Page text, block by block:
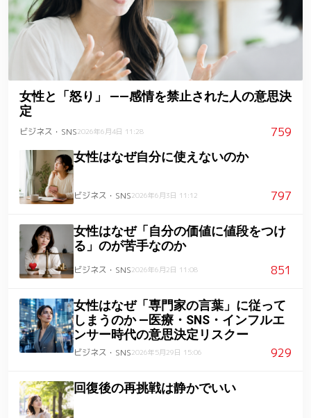
女性と「怒り」 ――感情を禁止された人の意思決
定
ビジネス・SNS2026年6月4日 11:28 759
女性はなぜ自分に使えないのか
ビジネス・SNS2026年6月3日 11:12 797
女性はなぜ「自分の価値に値段をつけ
る」のが苦手なのか
ビジネス・SNS2026年6月2日 11:08 851
女性はなぜ「専門家の言葉」に従って
しまうのか ―医療・SNS・インフルエ
ンサー時代の意思決定リスクー
ビジネス・SNS2026年5月29日 15:06 929
回復後の再挑戦は静かでいい